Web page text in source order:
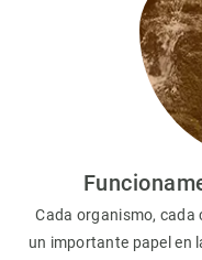
Cada organismo, cada
un importante papel en